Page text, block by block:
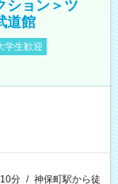
ション＞ツ
道館
学生歓迎
分 / 神保町駅から徒